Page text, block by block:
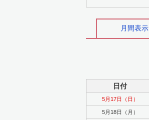
月間表示
日付
5月17日（日）
5月18日（月）